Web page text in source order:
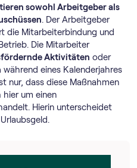
sowohl Arbeitgeber als
. Der Arbeitgeber
die Mitarbeiterbindung und
Die Mitarbeiter
Aktivitäten oder
während eines Kalenderjahres
nur, dass diese Maßnahmen
um einen
Hierin unterscheidet